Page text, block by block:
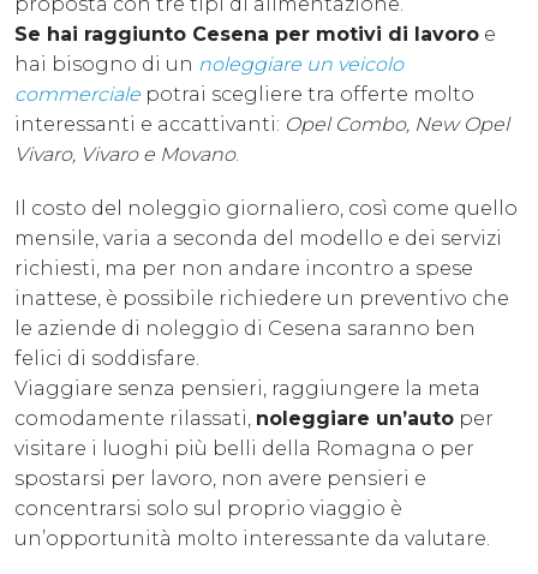
Se hai raggiunto Cesena per motivi di lavoro e
hai bisogno di un noleggiare un veicolo
commerciale potrai scegliere tra offerte molto
interessanti e accattivanti: Opel Combo, New Opel
Vivaro, Vivaro e Movano.
Il costo del noleggio giornaliero, così come quello
mensile, varia a seconda del modello e dei servizi
richiesti, ma per non andare incontro a spese
inattese, è possibile richiedere un preventivo che
le aziende di noleggio di Cesena saranno ben
felici di soddisfare.
Viaggiare senza pensieri, raggiungere la meta
comodamente rilassati, noleggiare un’auto per
visitare i luoghi più belli della Romagna o per
spostarsi per lavoro, non avere pensieri e
concentrarsi solo sul proprio viaggio è
un’opportunità molto interessante da valutare.